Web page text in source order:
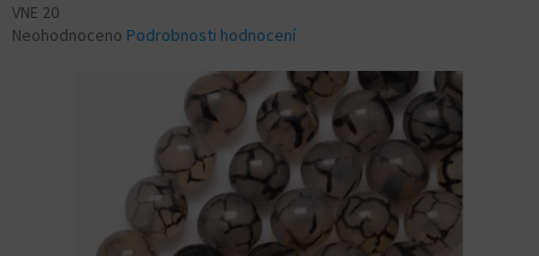
VNE 20
Průměrné
Neohodnoceno Podrobnosti hodnocení